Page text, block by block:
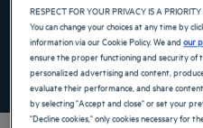
ENCONTRAR
Añadir un código especial
RESPECT FOR YOUR PRIVACY IS A
You can change your choices at any time by
information via our Cookie Policy. We andour
ensure the proper functioning and security
personalized advertising and content,
evaluate their performance, and share
by selecting "Accept and close" or set your
"Decline cookies," only cookies necessary for